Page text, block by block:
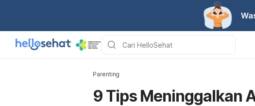
Parenting
9 Tips Meninggalkan